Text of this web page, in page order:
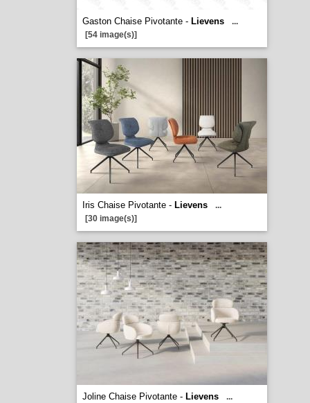
Gaston Chaise Pivotante - Lievens
...
[54 image(s)]
Iris Chaise Pivotante - Lievens
...
[30 image(s)]
Joline Chaise Pivotante - Lievens ...